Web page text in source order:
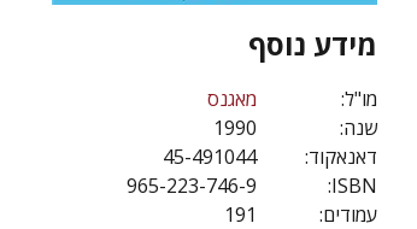
מידע נוסף
מו"ל:
מאגנס
שנה:
1990
דאנאקוד:
45-491044
ISBN:
965-223-746-9
עמודים:
191